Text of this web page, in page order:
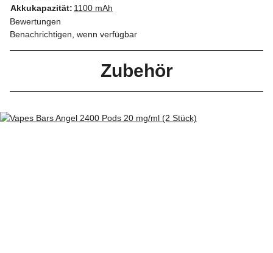
Akkukapazität: 1100 mAh
Bewertungen
Benachrichtigen, wenn verfügbar
Zubehör